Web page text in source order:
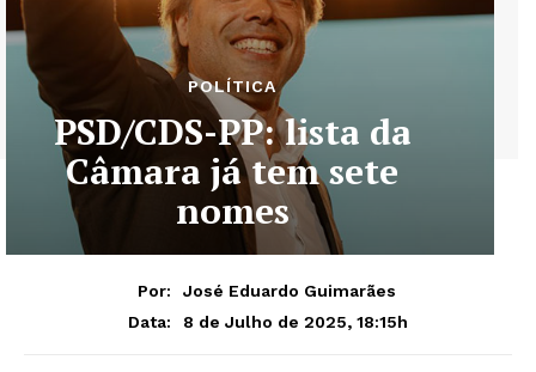
POLÍTICA
PSD/CDS-PP: lista da
Câmara já tem sete
nomes
Por:
José Eduardo Guimarães
Data:
8 de Julho de 2025, 18:15h